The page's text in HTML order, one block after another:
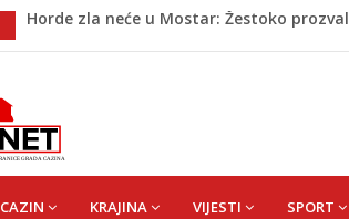
Horde zla neće u Mostar: Žestoko
saopćenja
CAZIN KRAJINA VIJESTI SPORT